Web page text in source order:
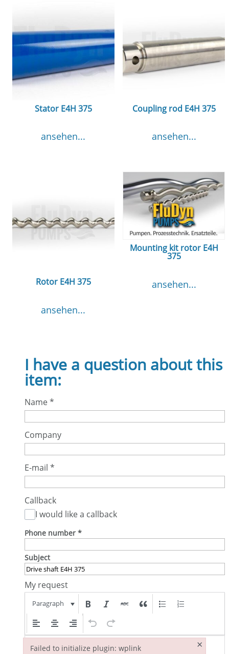
Stator E4H 375
ansehen...
Coupling rod E4H 375
ansehen...
Rotor E4H 375
ansehen...
Mounting kit rotor E4H
375
ansehen...
I have a question about this
item:
Name*
Company
E-mail *
Callback
I would like a callback
Phone number *
Subject
My request
Paragraph
Failed to initialize plugin: wplink ×